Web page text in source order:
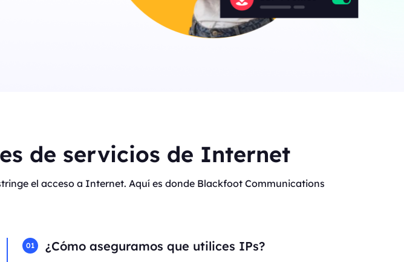
de servicios de Internet
el acceso a Internet. Aquí es donde Blackfoot Communications
01 ¿Cómo aseguramos que utilices IPs?